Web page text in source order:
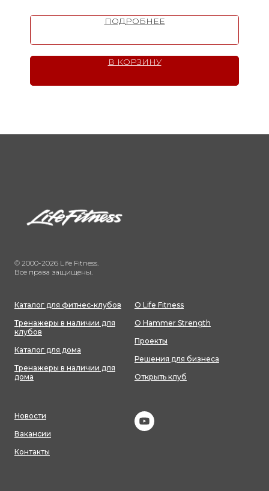
ПОДРОБНЕЕ
В КОРЗИНУ
© 2000-2026 Life Fitness.
Все права защищены.
Каталог для фитнес-клубов
Тренажеры в наличии для
клубов
Каталог для дома
Тренажеры в наличии для
дома
О Life Fitness
О Hammer Strength
Проекты
Решения для бизнеса
Открыть клуб
Новости
Вакансии
Контакты